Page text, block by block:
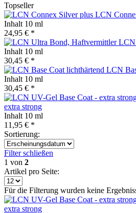
Topseller
LCN
Inhalt 10 ml
24,95 € *
LCN
Inhalt 10 ml
30,45 € *
LCN
Inhalt 10 ml
30,45 € *
extra strong
Inhalt 10 ml
11,95 € *
Sortierung:
Filter schließen
1 von 2
Artikel pro Seite:
Für die Filterung wurden keine
extra strong